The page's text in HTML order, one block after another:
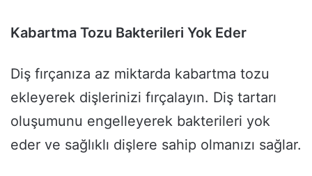
Kabartma Tozu Bakterileri Yok Eder
Diş fırçanıza az miktarda kabartma tozu
ekleyerek dişlerinizi fırçalayın. Diş tartarı
oluşumunu engelleyerek bakterileri yok
eder ve sağlıklı dişlere sahip olmanızı sağlar.